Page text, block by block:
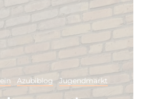
Azubiblog Jugendmarkt